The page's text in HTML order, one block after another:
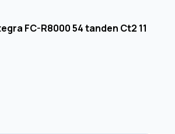
FC-R8000 54 tanden Ct2 11